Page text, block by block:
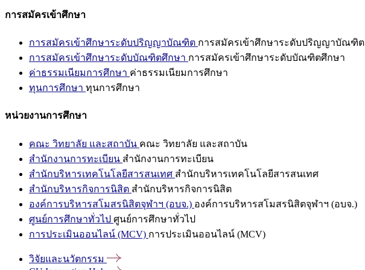
การสมัครเข้าศึกษา
การสมัครเข้าศึกษาระดับปริญญาบัณฑิต การสมัครเข้าศึกษาระดับปริญญาบัณฑิต
การสมัครเข้าศึกษาระดับบัณฑิตศึกษา การสมัครเข้าศึกษาระดับบัณฑิตศึกษา
ค่าธรรมเนียมการศึกษา ค่าธรรมเนียมการศึกษา
ทุนการศึกษา ทุนการศึกษา
หน่วยงานการศึกษา
คณะ วิทยาลัย และสถาบัน คณะ วิทยาลัย และสถาบัน
สำนักงานการทะเบียน สำนักงานการทะเบียน
สำนักบริหารเทคโนโลยีสารสนเทศ สำนักบริหารเทคโนโลยีสารสนเทศ
สำนักบริหารกิจการนิสิต สำนักบริหารกิจการนิสิต
องค์การบริหารสโมสรนิสิตจุฬาฯ (อบจ.) องค์การบริหารสโมสรนิสิตจุฬาฯ (อบจ.)
ศูนย์การศึกษาทั่วไป ศูนย์การศึกษาทั่วไป
การประเมินออนไลน์ (MCV) การประเมินออนไลน์ (MCV)
วิจัยและนวัตกรรม